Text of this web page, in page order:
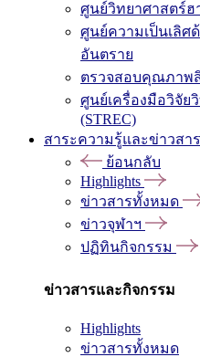
ศูนย์วิทยาศาสตร์ฮ
ศูนย์ความเป็นเลิศ
อันตราย
ตรวจสอบคุณภาพ
ศูนย์เครื่องมือวิจัย
(STREC)
สาระความรู้และข่าวสาร
ย้อนกลับ
Highlights
ข่าวสารทั้งหมด
ข่าวจุฬาฯ
ปฏิทินกิจกรรม
ข่าวสารและกิจกรรม
Highlights
ข่าวสารทั้งหมด